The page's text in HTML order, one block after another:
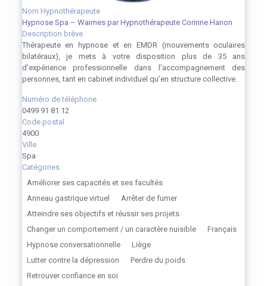
Nom Hypnothérapeute
Hypnose Spa – Waimes par Hypnothérapeute Corinne Hanon
Description brève
Thérapeute en hypnose et en EMDR (mouvements oculaires
bilatéraux), je mets à votre disposition plus de 35 ans
d’expérience professionnelle dans l’accompagnement des
personnes, tant en cabinet individuel qu’en structure collective.
Numéro de téléphone
0499 91 81 12
Code postal
4900
Ville
Spa
Catégories
Améliorer ses capacités et ses facultés
Anneau gastrique virtuel
Arrêter de fumer
Atteindre ses objectifs et réussir ses projets
Changer un comportement / un caractère nuisible
Français
Hypnose conversationnelle
Liège
Lutter contre la dépression
Perdre du poids
Retrouver confiance en soi